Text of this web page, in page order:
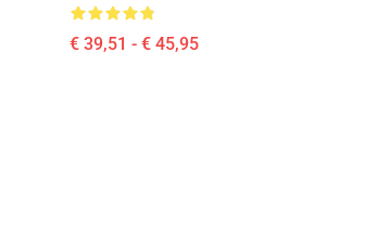
€ 39,51 - € 45,95